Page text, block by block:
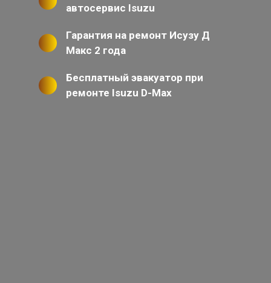
автосервис Isuzu
Гарантия на ремонт Исузу Д
Макс 2 года
Бесплатный эвакуатор при
ремонте Isuzu D-Max